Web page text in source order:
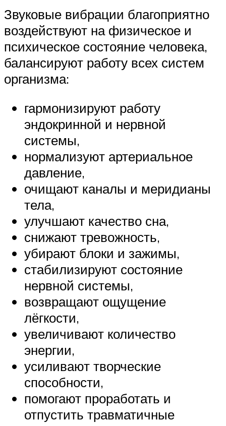
Звуковые вибрации благоприятно
воздействуют на физическое и
психическое состояние человека,
балансируют работу всех систем
организма:
гармонизируют работу
эндокринной и нервной
системы,
нормализуют артериальное
давление,
очищают каналы и меридианы
тела,
улучшают качество сна,
снижают тревожность,
убирают блоки и зажимы,
стабилизируют состояние
нервной системы,
возвращают ощущение
лёгкости,
увеличивают количество
энергии,
усиливают творческие
способности,
помогают проработать и
отпустить травматичные